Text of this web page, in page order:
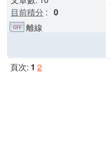
目前積分 : 0
離線
頁次: 1 2